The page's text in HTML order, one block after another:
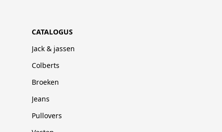
CATALOGUS
Jack & jassen
Colberts
Broeken
Jeans
Pullovers